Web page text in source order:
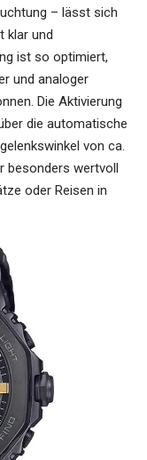
– lässt sich
klar und
ist so optimiert,
und analoger
Die Aktivierung
die automatische
von ca.
besonders wertvoll
oder Reisen in